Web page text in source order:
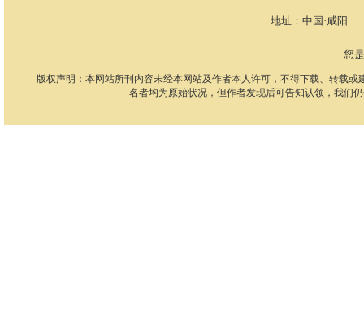
地址：中国·咸阳
您
版权声明：本网站所刊内容未经本网站及作者本人许可，不得下载、转载
名者均为原始状况，但作者发现后可告知认领，我们